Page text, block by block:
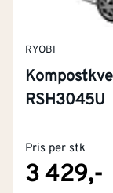
RYOBI
RSH3045U
Pris per stk
3 429,-
Tjenester